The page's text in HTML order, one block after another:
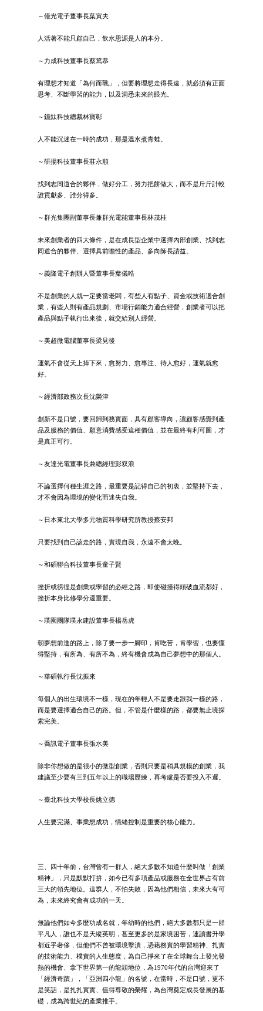
～億光電子董事長葉寅夫
人活著不能只顧自己，飲水思源是人的本分。
～力成科技董事長蔡篤恭
有理想才知道「為何而戰」，但要將理想走得長遠，就必須有正面
思考、不斷學習的能力，以及洞悉未來的眼光。
～鐿鈦科技總裁林寶彰
人不能沉迷在一時的成功，那是溫水煮青蛙。
～研揚科技董事長莊永順
找到志同道合的夥伴，做好分工，努力把餅做大，而不是斤斤計較
誰貢獻多、誰分得多。
～群光集團副董事長兼群光電能董事長林茂桂
未來創業者的四大條件，是在成長型企業中選擇內部創業、找到志
同道合的夥伴、選擇具前瞻性的產品、多向師長請益。
～義隆電子創辦人暨董事長葉儀晧
不是創業的人就一定要當老闆，有些人有點子、資金或技術適合創
業，有些人則有產品規劃、市場行銷能力適合經營，創業者可以把
產品與點子執行出來後，就交給別人經營。
～美超微電腦董事長梁見後
運氣不會從天上掉下來，愈努力、愈專注、待人愈好，運氣就愈
好。
～經濟部政務次長沈榮津
創新不是口號，要回歸到務實面，具有顧客導向，讓顧客感覺到產
品及服務的價值、願意消費感受這種價值，並在最終有利可圖，才
是真正可行。
～友達光電董事長兼總經理彭双浪
不論選擇何種生涯之路，最重要是記得自己的初衷，並堅持下去，
才不會因為環境的變化而迷失自我。
～日本東北大學多元物質科學研究所教授蔡安邦
只要找到自己該走的路，實現自我，永遠不會太晚。
～和碩聯合科技董事長童子賢
挫折或徬徨是創業或學習的必經之路，即使碰撞得頭破血流都好，
挫折本身比修學分還重要。
～璞園團隊璞永建設董事長楊岳虎
朝夢想前進的路上，除了要一步一腳印，肯吃苦，肯學習，也要懂
得堅持，有所為、有所不為，終有機會成為自己夢想中的那個人。
～華碩執行長沈振來
每個人的出生環境不一樣，現在的年輕人不是要走跟我一樣的路，
而是要選擇適合自己的路。但，不管是什麼樣的路，都要無止境探
索完美。
～喬訊電子董事長張水美
除非你想做的是很小的微型創業，否則只要是稍具規模的創業，我
建議至少要有三到五年以上的職場歷練，再考慮是否要投入不遲。
～臺北科技大學校長姚立德
人生要完滿、事業想成功，情緒控制是重要的核心能力。
三、四十年前，台灣曾有一群人，絕大多數不知道什麼叫做「創業
精神」，只是默默打拚，如今已有多項產品或服務在全世界占有前
三大的領先地位。這群人，不怕失敗，因為他們相信，未來大有可
為，未來終究會有成功的一天。
無論他們如今多麼功成名就，年幼時的他們，絕大多數都只是一群
平凡人，誰也不是天縱英明，甚至更多的是家境困苦，連讀書升學
都近乎奢侈，但他們不曾被環境擊潰，憑藉務實的學習精神、扎實
的技術能力、樸實的人生態度，為自己掙來了在全球舞台上發光發
熱的機會、拿下世界第一的龍頭地位，為1970年代的台灣迎來了
「經濟奇蹟」，「亞洲四小龍」的名號，在當時，不是口號，更不
是笑話，是扎扎實實、值得尊敬的榮耀，為台灣奠定成長發展的基
礎，成為跨世紀的產業推手。